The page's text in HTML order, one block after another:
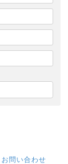
お問い合わせ